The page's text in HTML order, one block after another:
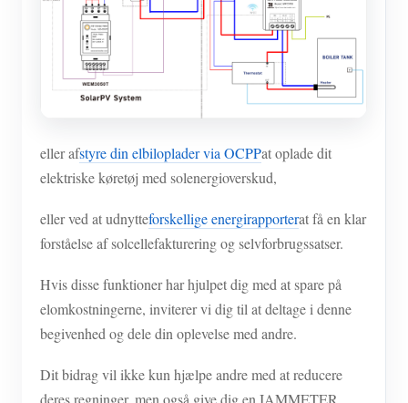
eller afstyre din elbiloplader via OCPPat oplade dit
elektriske køretøj med solenergioverskud,
eller ved at udnytteforskellige energirapporterat få en klar
forståelse af solcellefakturering og selvforbrugssatser.
Hvis disse funktioner har hjulpet dig med at spare på
elomkostningerne, inviterer vi dig til at deltage i denne
begivenhed og dele din oplevelse med andre.
Dit bidrag vil ikke kun hjælpe andre med at reducere
deres regninger, men også give dig en IAMMETER